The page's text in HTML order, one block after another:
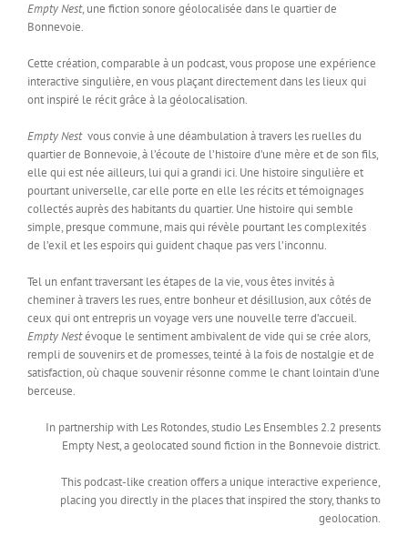
Empty Nest, une fiction sonore géolocalisée dans le quartier de
Bonnevoie.
Cette création, comparable à un podcast, vous propose une expérience
interactive singulière, en vous plaçant directement dans les lieux qui
ont inspiré le récit grâce à la géolocalisation.
Empty Nest vous convie à une déambulation à travers les ruelles du
quartier de Bonnevoie, à l’écoute de l’histoire d’une mère et de son fils,
elle qui est née ailleurs, lui qui a grandi ici. Une histoire singulière et
pourtant universelle, car elle porte en elle les récits et témoignages
collectés auprès des habitants du quartier. Une histoire qui semble
simple, presque commune, mais qui révèle pourtant les complexités
de l’exil et les espoirs qui guident chaque pas vers l’inconnu.
Tel un enfant traversant les étapes de la vie, vous êtes invités à
cheminer à travers les rues, entre bonheur et désillusion, aux côtés de
ceux qui ont entrepris un voyage vers une nouvelle terre d’accueil.
Empty Nestévoque le sentiment ambivalent de vide qui se crée alors,
rempli de souvenirs et de promesses, teinté à la fois de nostalgie et de
satisfaction, où chaque souvenir résonne comme le chant lointain d’une
berceuse.
In partnership with Les Rotondes, studio Les Ensembles 2.2 presents
Empty Nest, a geolocated sound fiction in the Bonnevoie district.
This podcast-like creation offers a unique interactive experience,
placing you directly in the places that inspired the story, thanks to
geolocation.